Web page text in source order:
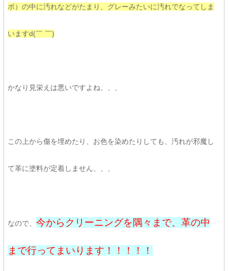
ボ）の中に汚れなどがたまり、グレーみたいに汚れでなってしま
いますd(￣ ￣)
かなり見栄えは悪いですよね、、、
この上から傷を埋めたり、お色を染めたりしても、汚れが邪魔し
て革に塗料が定着しません、、、
なので、 今からクリーニングを隅々まで、革の中
まで行ってまいります！！！！！